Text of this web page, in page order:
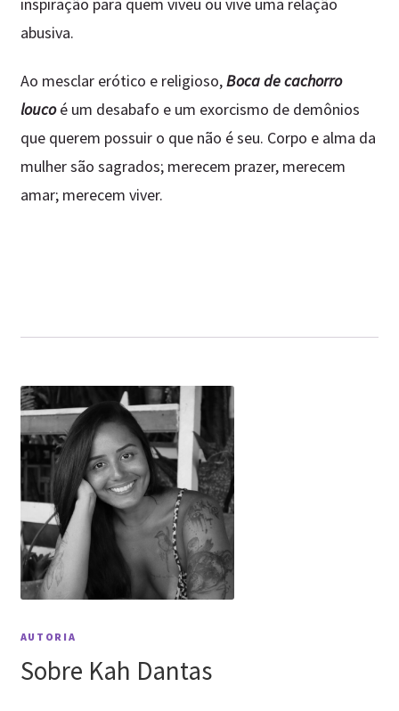
abusiva.
Ao mesclar erótico e religioso,Boca de cachorro
loucoé um desabafo e um exorcismo de demônios
que querem possuir o que não é seu. Corpo e alma da
mulher são sagrados; merecem prazer, merecem
amar; merecem viver.
AUTORIA
Sobre Kah Dantas